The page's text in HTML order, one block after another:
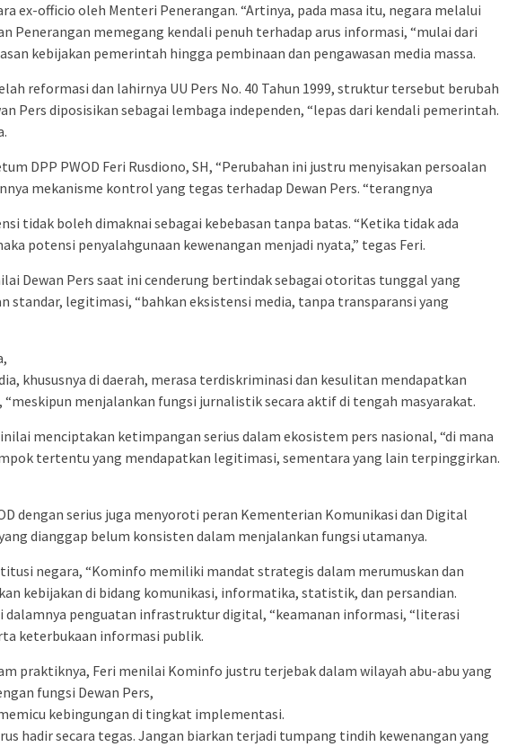
ex-officio oleh Menteri Penerangan. “Artinya, pada masa itu, negara melalui
Penerangan memegang kendali penuh terhadap arus informasi, “mulai dari
kebijakan pemerintah hingga pembinaan dan pengawasan media massa.
reformasi dan lahirnya UU Pers No. 40 Tahun 1999, struktur tersebut berubah
Pers diposisikan sebagai lembaga independen, “lepas dari kendali pemerintah.
DPP PWOD Feri Rusdiono, SH, “Perubahan ini justru menyisakan persoalan
mekanisme kontrol yang tegas terhadap Dewan Pers. “terangnya
tidak boleh dimaknai sebagai kebebasan tanpa batas. “Ketika tidak ada
potensi penyalahgunaan kewenangan menjadi nyata,” tegas Feri.
Dewan Pers saat ini cenderung bertindak sebagai otoritas tunggal yang
standar, legitimasi, “bahkan eksistensi media, tanpa transparansi yang
khususnya di daerah, merasa terdiskriminasi dan kesulitan mendapatkan
“meskipun menjalankan fungsi jurnalistik secara aktif di tengah masyarakat.
menciptakan ketimpangan serius dalam ekosistem pers nasional, “di mana
tertentu yang mendapatkan legitimasi, sementara yang lain terpinggirkan.
dengan serius juga menyoroti peran Kementerian Komunikasi dan Digital
dianggap belum konsisten dalam menjalankan fungsi utamanya.
negara, “Kominfo memiliki mandat strategis dalam merumuskan dan
kebijakan di bidang komunikasi, informatika, statistik, dan persandian.
dalamnya penguatan infrastruktur digital, “keamanan informasi, “literasi
keterbukaan informasi publik.
praktiknya, Feri menilai Kominfo justru terjebak dalam wilayah abu-abu yang
fungsi Dewan Pers,
kebingungan di tingkat implementasi.
hadir secara tegas. Jangan biarkan terjadi tumpang tindih kewenangan yang